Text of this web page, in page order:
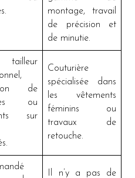
montage, travail
de précision et
de minutie.
tailleur
de
ou
sur
Couturière
spécialisée dans
les vêtements
féminins ou
travaux de
retouche.
Il n’y a pas de